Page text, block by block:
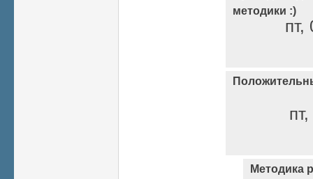
методики :)
пт,
Методика